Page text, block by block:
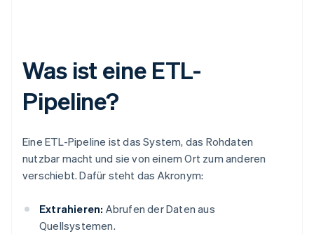
Was ist eine ETL-
Pipeline?
Eine ETL-Pipeline ist das System, das Rohdaten
nutzbar macht und sie von einem Ort zum anderen
verschiebt. Dafür steht das Akronym:
Extrahieren: Abrufen der Daten aus
Quellsystemen.